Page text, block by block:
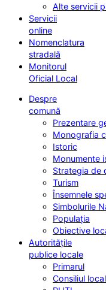
Alte servicii
Servicii
online
Nomenclatura
stradală
Monitorul
Oficial Local
Despre
comună
Prezentare
Monografia
Istoric
Monumente
Strategia de
Turism
Însemnele
Simbolurile
Populația
Obiective
Autoritățile
publice locale
Primarul
Consiliul local